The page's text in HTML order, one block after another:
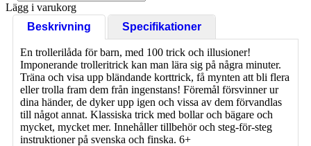
Lägg i varukorg
Beskrivning
Specifikationer
En trollerilåda för barn, med 100 trick och illusioner!
Imponerande trolleritrick kan man lära sig på några minuter.
Träna och visa upp bländande korttrick, få mynten att bli flera
eller trolla fram dem från ingenstans! Föremål försvinner ur
dina händer, de dyker upp igen och vissa av dem förvandlas
till något annat. Klassiska trick med bollar och bägare och
mycket, mycket mer. Innehåller tillbehör och steg-för-steg
instruktioner på svenska och finska. 6+